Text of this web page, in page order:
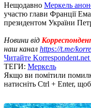
Нещодавно Меркель
участю глави Франції
президентом України
Новини від
наш канал https://t.me/
Читайте
ТЕГИ: Меркель
Якщо ви помітили
натисніть Ctrl + Enter,